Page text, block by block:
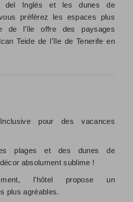
del Inglés et les dunes de
préférez les espaces plus
de l’île offre des paysages
Teide de l’île de Tenerife en
pour des vacances
plages et des dunes de
absolument sublime !
l’hôtel propose un
plus agréables.